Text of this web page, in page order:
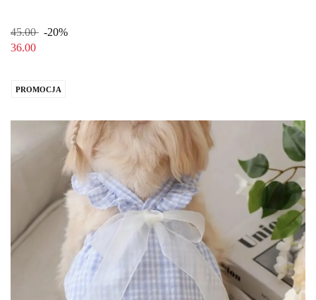
45.00
-20%
36.00
PROMOCJA